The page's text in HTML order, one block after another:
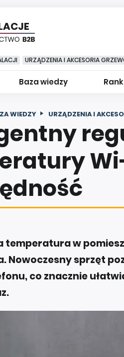
URZĄDZENIA I AKCESORIA
Baza wiedzy
WIEDZY URZĄDZENIA I
temperatura w
Nowoczesny sprzęt
co znacznie